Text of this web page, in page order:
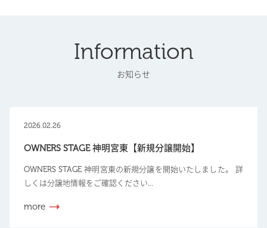
Information
お知らせ
2026.02.26
OWNERS STAGE 神明宮東【新規分譲開始】
OWNERS STAGE 神明宮東の新規分譲を開始いたしました。 詳
しくは分譲地情報をご確認ください...
more